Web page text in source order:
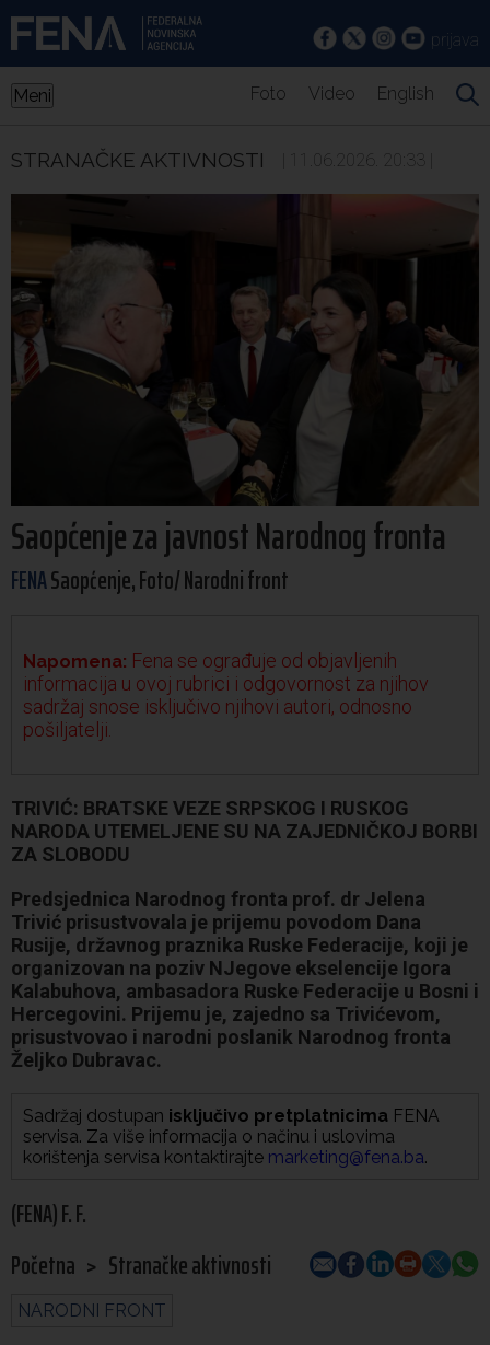
prijava
Meni Foto Video English
STRANAČKE AKTIVNOSTI | 11.06.2026. 20:33 |
Saopćenje za javnost Narodnog fronta
FENASaopćenje, Foto/ Narodni front
Napomena: Fena se ograđuje od objavljenih
informacija u ovoj rubrici i odgovornost za njihov
sadržaj snose isključivo njihovi autori, odnosno
pošiljatelji.
TRIVIĆ: BRATSKE VEZE SRPSKOG I RUSKOG
NARODA UTEMELJENE SU NA ZAJEDNIČKOJ BORBI
ZA SLOBODU
Predsjednica Narodnog fronta prof. dr Jelena
Trivić prisustvovala je prijemu povodom Dana
Rusije, državnog praznika Ruske Federacije, koji je
organizovan na poziv NJegove ekselencije Igora
Kalabuhova, ambasadora Ruske Federacije u Bosni i
Hercegovini. Prijemu je, zajedno sa Trivićevom,
prisustvovao i narodni poslanik Narodnog fronta
Željko Dubravac.
Sadržaj dostupan isključivo pretplatnicima FENA
servisa. Za više informacija o načinu i uslovima
korištenja servisa kontaktirajte marketing@fena.ba.
(FENA) F. F.
Početna > Stranačke aktivnosti
NARODNI FRONT